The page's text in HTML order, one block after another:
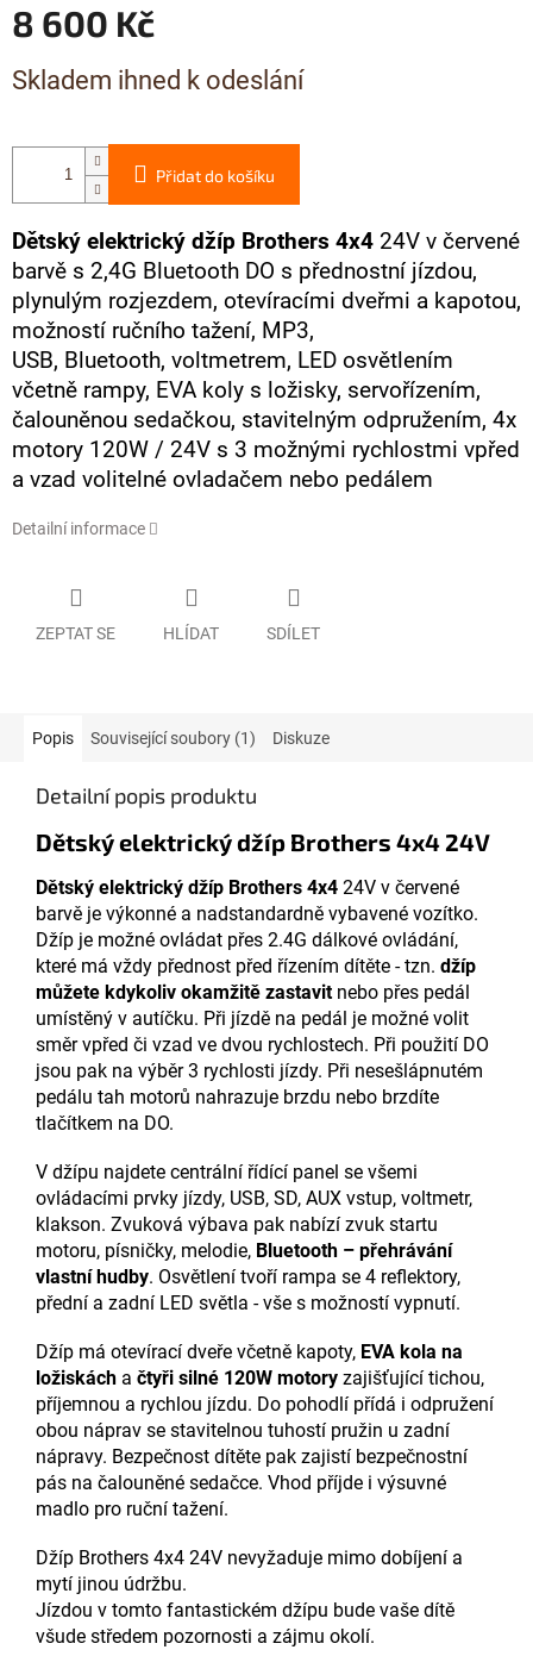
8 600 Kč
Skladem ihned k odeslání
Přidat do košíku
Dětský elektrický džíp Brothers 4x4 24V v červené
barvě s 2,4G Bluetooth DO s přednostní jízdou,
plynulým rozjezdem, otevíracími dveřmi a kapotou,
možností ručního tažení, MP3,
USB, Bluetooth, voltmetrem, LED osvětlením
včetně rampy, EVA koly s ložisky, servořízením,
čalouněnou sedačkou, stavitelným odpružením, 4x
motory 120W / 24V s 3 možnými rychlostmi vpřed
a vzad volitelné ovladačem nebo pedálem
Detailní informace
ZEPTAT SE HLÍDAT SDÍLET
Popis Související soubory (1) Diskuze
Detailní popis produktu
Dětský elektrický džíp Brothers 4x4 24V
Dětský elektrický džíp Brothers 4x4 24V v červené
barvě je výkonné a nadstandardně vybavené vozítko.
Džíp je možné ovládat přes 2.4G dálkové ovládání,
které má vždy přednost před řízením dítěte - tzn. džíp
můžete kdykoliv okamžitě zastavitnebo přes pedál
umístěný v autíčku. Při jízdě na pedál je možné volit
směr vpřed či vzad ve dvou rychlostech. Při použití DO
jsou pak na výběr 3 rychlosti jízdy. Při nesešlápnutém
pedálu tah motorů nahrazuje brzdu nebo brzdíte
tlačítkem na DO.
V džípu najdete centrální řídící panel se všemi
ovládacími prvky jízdy, USB, SD, AUX vstup, voltmetr,
klakson. Zvuková výbava pak nabízí zvuk startu
motoru, písničky, melodie, Bluetooth – přehrávání
vlastní hudby. Osvětlení tvoří rampa se 4 reflektory,
přední a zadní LED světla - vše s možností vypnutí.
Džíp má otevírací dveře včetně kapoty, EVA kola na
ložiskách a čtyři silné 120W motory zajišťující tichou,
příjemnou a rychlou jízdu. Do pohodlí přídá i odpružení
obou náprav se stavitelnou tuhostí pružin u zadní
nápravy. Bezpečnost dítěte pak zajistí bezpečnostní
pás na čalouněné sedačce. Vhod příjde i výsuvné
madlo pro ruční tažení.
Džíp Brothers 4x4 24V nevyžaduje mimo dobíjení a
mytí jinou údržbu.
Jízdou v tomto fantastickém džípu bude vaše dítě
všude středem pozornosti a zájmu okolí.